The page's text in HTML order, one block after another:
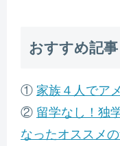
おすすめ記
① 家族４人でア
② 留学なし！独
なったオススメ